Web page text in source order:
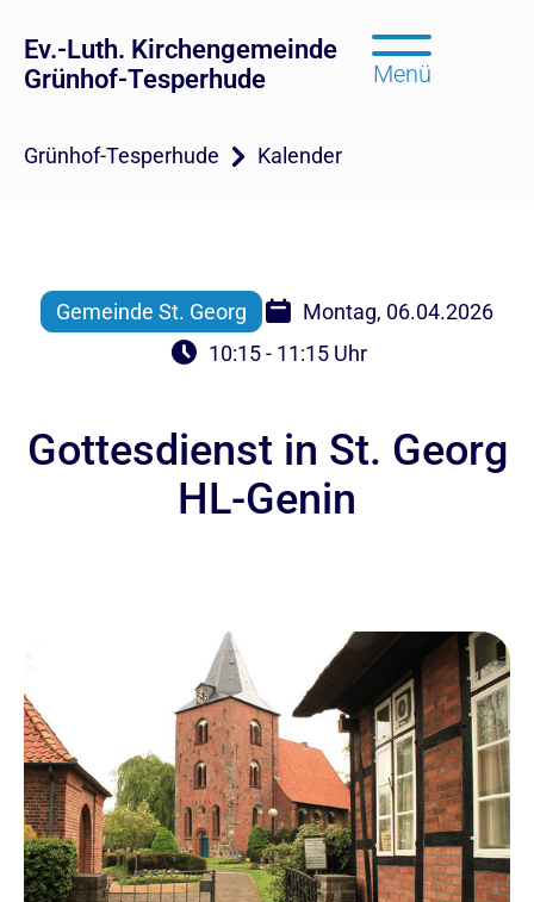
Ev.-Luth. Kirchengemeinde
Grünhof-Tesperhude
Menü
Grünhof-Tesperhude Kalender
Gemeinde St. Georg
Montag, 06.04.2026
10:15 - 11:15 Uhr
Gottesdienst in St. Georg
HL-Genin